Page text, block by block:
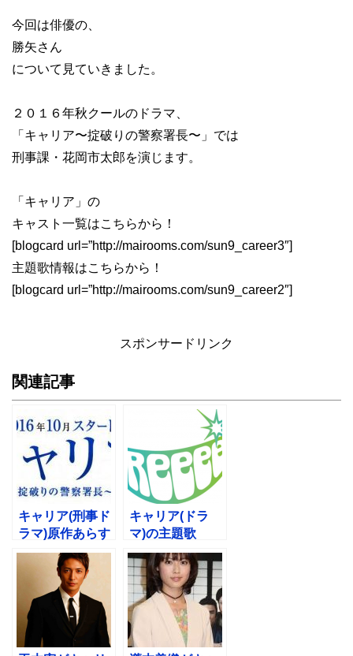
今回は俳優の、
勝矢さん
について見ていきました。
２０１６年秋クールのドラマ、
「キャリア〜掟破りの警察署長〜」では
刑事課・花岡市太郎を演じます。
「キャリア」の
キャスト一覧はこちらから！
[blogcard url=”http://mairooms.com/sun9_career3″]
主題歌情報はこちらから！
[blogcard url=”http://mairooms.com/sun9_career2″]
スポンサードリンク
関連記事
キャリア(刑事ド
ラマ)原作あらす
じは？いつから
放送？
キャリア(ドラ
マ)の主題歌
BGM！「暁の君
に」の歌詞の意
味は？